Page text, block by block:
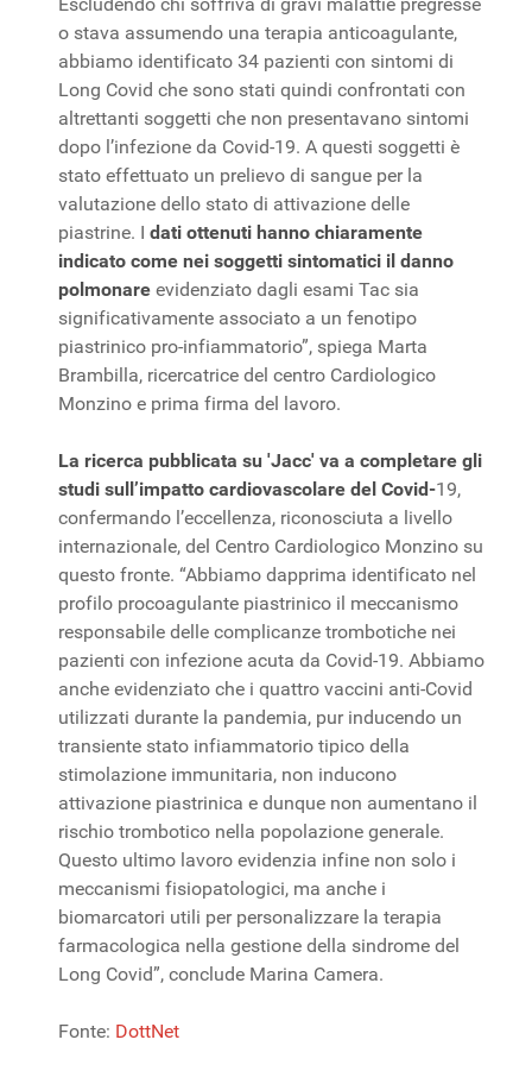
o stava assumendo una terapia anticoagulante,
abbiamo identificato 34 pazienti con sintomi di
Long Covid che sono stati quindi confrontati con
altrettanti soggetti che non presentavano sintomi
dopo l’infezione da Covid-19. A questi soggetti è
stato effettuato un prelievo di sangue per la
valutazione dello stato di attivazione delle
piastrine. I dati ottenuti hanno chiaramente
indicato come nei soggetti sintomatici il danno
polmonare evidenziato dagli esami Tac sia
significativamente associato a un fenotipo
piastrinico pro-infiammatorio”, spiega Marta
Brambilla, ricercatrice del centro Cardiologico
Monzino e prima firma del lavoro.
La ricerca pubblicata su 'Jacc' va a completare gli
studi sull’impatto cardiovascolare del Covid-19,
confermando l’eccellenza, riconosciuta a livello
internazionale, del Centro Cardiologico Monzino su
questo fronte. “Abbiamo dapprima identificato nel
profilo procoagulante piastrinico il meccanismo
responsabile delle complicanze trombotiche nei
pazienti con infezione acuta da Covid-19. Abbiamo
anche evidenziato che i quattro vaccini anti-Covid
utilizzati durante la pandemia, pur inducendo un
transiente stato infiammatorio tipico della
stimolazione immunitaria, non inducono
attivazione piastrinica e dunque non aumentano il
rischio trombotico nella popolazione generale.
Questo ultimo lavoro evidenzia infine non solo i
meccanismi fisiopatologici, ma anche i
biomarcatori utili per personalizzare la terapia
farmacologica nella gestione della sindrome del
Long Covid”, conclude Marina Camera.
Fonte: DottNet